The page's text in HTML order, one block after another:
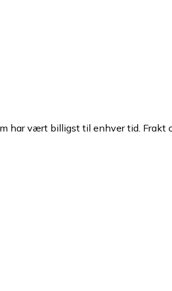
har vært billigst til enhver tid. Frakt